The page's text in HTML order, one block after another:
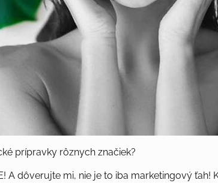
prípravky rôznych značiek?
A dôverujte mi, nie je to iba marketingový ťah!